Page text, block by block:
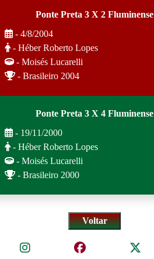
Ponte Preta 3 X 2 Fluminense
- 4/8/2004
- Héber Roberto Lopes
- Moisés Lucarelli
- Brasileiro 2004
Ponte Preta 3 X 4 Fluminense
- 19/11/2000
- Héber Roberto Lopes
- Moisés Lucarelli
- Brasileiro 2000